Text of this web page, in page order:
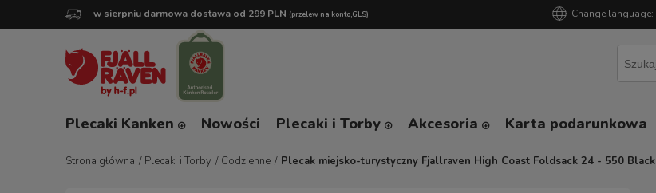
w sierpniu darmowa dostawa od 299 PLN (przelew na konto,GLS)
Change language:
Plecaki Kanken Nowości Plecaki i Torby Akcesoria Karta podarunkowa
Strona główna / Plecaki i Torby / Codzienne / Plecak miejsko-turystyczny Fjallraven High Coast Foldsack 24 - 550 Black